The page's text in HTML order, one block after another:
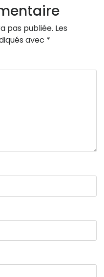
pas publiée. Les
avec *